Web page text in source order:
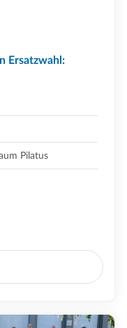
Ersatzwahl:
Pilatus